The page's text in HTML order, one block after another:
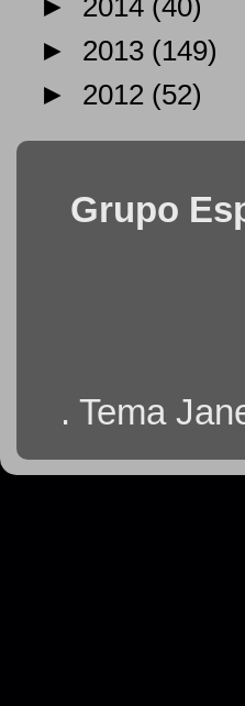
► 2014 (40)
► 2013 (149)
► 2012 (52)
Grupo
. Tema